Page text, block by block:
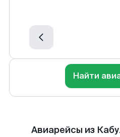
Найти
Авиарейсы из